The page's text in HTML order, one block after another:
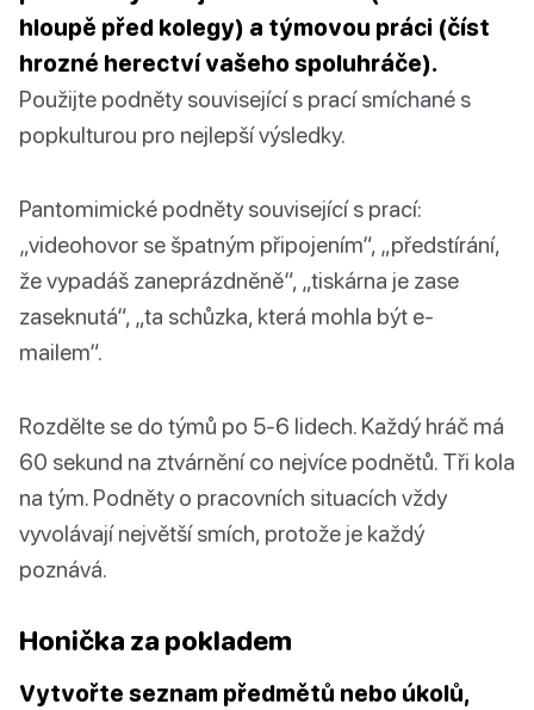
hloupě před kolegy) a týmovou práci (číst
hrozné herectví vašeho spoluhráče).
Použijte podněty související s prací smíchané s
popkulturou pro nejlepší výsledky.
Pantomimické podněty související s prací:
„videohovor se špatným připojením“, „předstírání,
že vypadáš zaneprázdněně“, „tiskárna je zase
zaseknutá“, „ta schůzka, která mohla být e-
mailem“.
Rozdělte se do týmů po 5-6 lidech. Každý hráč má
60 sekund na ztvárnění co nejvíce podnětů. Tři kola
na tým. Podněty o pracovních situacích vždy
vyvolávají největší smích, protože je každý
poznává.
Honička za pokladem
Vytvořte seznam předmětů nebo úkolů,